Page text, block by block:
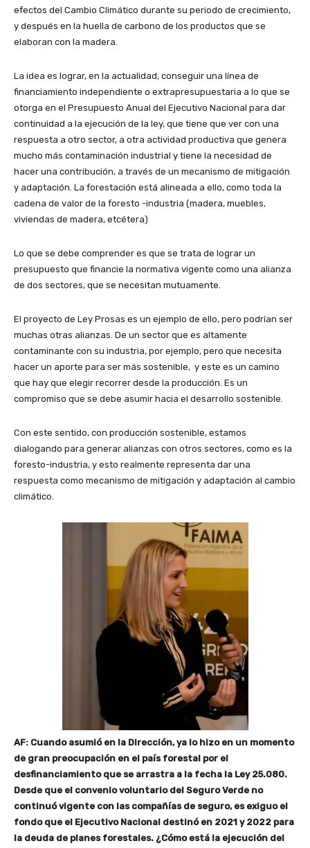
efectos del Cambio Climático durante su periodo de crecimiento,
y después en la huella de carbono de los productos que se
elaboran con la madera.
La idea es lograr, en la actualidad, conseguir una línea de
financiamiento independiente o extrapresupuestaria a lo que se
otorga en el Presupuesto Anual del Ejecutivo Nacional para dar
continuidad a la ejecución de la ley, que tiene que ver con una
respuesta a otro sector, a otra actividad productiva que genera
mucho más contaminación industrial y tiene la necesidad de
hacer una contribución, a través de un mecanismo de mitigación
y adaptación. La forestación está alineada a ello, como toda la
cadena de valor de la foresto -industria (madera, muebles,
viviendas de madera, etcétera)
Lo que se debe comprender es que se trata de lograr un
presupuesto que financie la normativa vigente como una alianza
de dos sectores, que se necesitan mutuamente.
El proyecto de Ley Prosas es un ejemplo de ello, pero podrían ser
muchas otras alianzas. De un sector que es altamente
contaminante con su industria, por ejemplo, pero que necesita
hacer un aporte para ser más sostenible, y este es un camino
que hay que elegir recorrer desde la producción. Es un
compromiso que se debe asumir hacia el desarrollo sostenible.
Con este sentido, con producción sostenible, estamos
dialogando para generar alianzas con otros sectores, como es la
foresto-industria, y esto realmente representa dar una
respuesta como mecanismo de mitigación y adaptación al cambio
climático.
AF: Cuando asumió en la Dirección, ya lo hizo en un momento
de gran preocupación en el país forestal por el
desfinanciamiento que se arrastra a la fecha la Ley 25.080.
Desde que el convenio voluntario del Seguro Verde no
continuó vigente con las compañías de seguro, es exiguo el
fondo que el Ejecutivo Nacional destinó en 2021 y 2022 para
la deuda de planes forestales. ¿Cómo está la ejecución del